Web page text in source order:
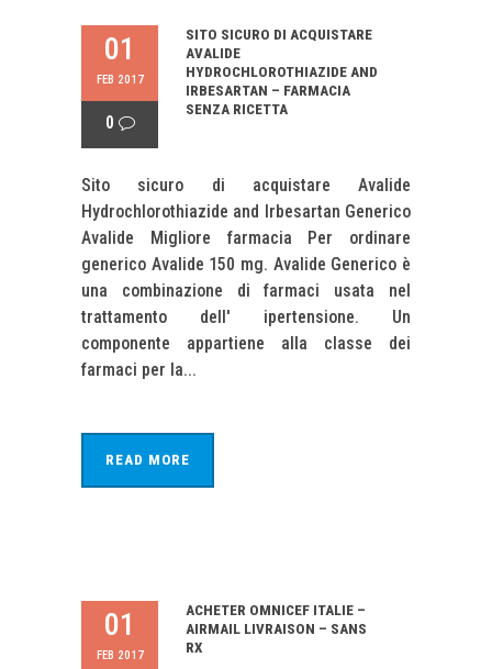
01
FEB 2017
0
SITO SICURO DI ACQUISTARE
AVALIDE
HYDROCHLOROTHIAZIDE AND
IRBESARTAN – FARMACIA
SENZA RICETTA
Sito sicuro di acquistare Avalide
Hydrochlorothiazide and Irbesartan Generico
Avalide Migliore farmacia Per ordinare
generico Avalide 150 mg. Avalide Generico è
una combinazione di farmaci usata nel
trattamento dell' ipertensione. Un
componente appartiene alla classe dei
farmaci per la...
READ MORE
01
FEB 2017
ACHETER OMNICEF ITALIE –
AIRMAIL LIVRAISON – SANS
RX